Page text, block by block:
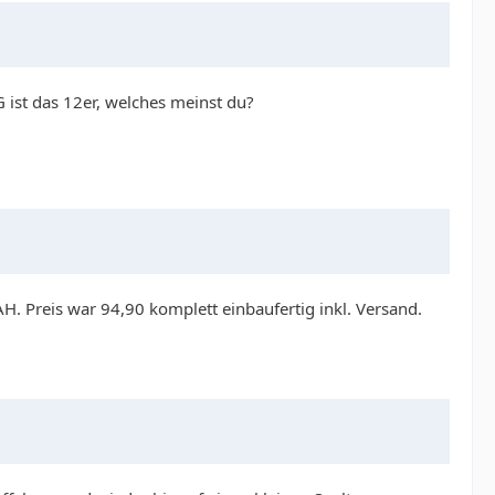
das 12er, welches meinst du?
Preis war 94,90 komplett einbaufertig inkl. Versand.